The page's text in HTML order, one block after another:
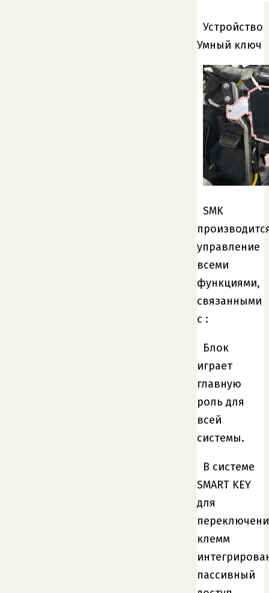
Устройство
Умный ключ
SMK
управление
всеми
функциями,
связанными
с :
Блок
играет
главную
роль для
всей
системы.
В системе
SMART KEY
для
клемм
пассивный